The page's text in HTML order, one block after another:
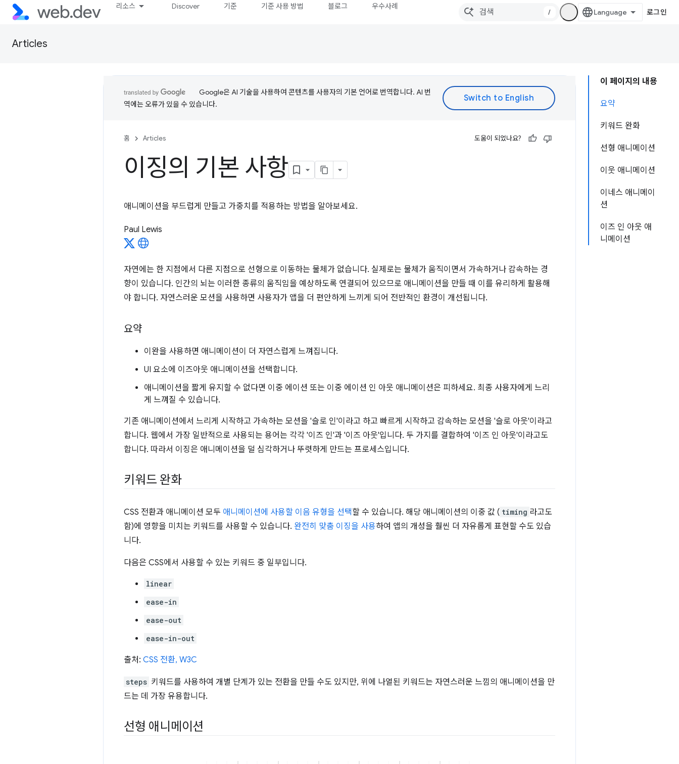
리소스 Discover 기준 기준 사용 방법 블로그 우수사례
/ 로그인
Articles
이 페이지의 내용
요약
키워드 완화
선형 애니메이션
이웃 애니메이션
이네스 애니메이
션
이즈 인 아웃 애
니메이션
Google은 AI 기술을 사용하여 콘텐츠를 사용자의 기본 언어로 번역합니다. AI 번
역에는 오류가 있을 수 있습니다.
홈 Articles 도움이 되었나요?
이징의 기본 사항
애니메이션을 부드럽게 만들고 가중치를 적용하는 방법을 알아보세요.
Paul Lewis
자연에는 한 지점에서 다른 지점으로 선형으로 이동하는 물체가 없습니다. 실제로는 물체가 움직이면서 가속하거나 감속하는 경
향이 있습니다. 인간의 뇌는 이러한 종류의 움직임을 예상하도록 연결되어 있으므로 애니메이션을 만들 때 이를 유리하게 활용해
야 합니다. 자연스러운 모션을 사용하면 사용자가 앱을 더 편안하게 느끼게 되어 전반적인 환경이 개선됩니다.
요약
이완을 사용하면 애니메이션이 더 자연스럽게 느껴집니다.
UI 요소에 이즈아웃 애니메이션을 선택합니다.
애니메이션을 짧게 유지할 수 없다면 이중 에이션 또는 이중 에이션 인 아웃 애니메이션은 피하세요. 최종 사용자에게 느리
게 느껴질 수 있습니다.
기존 애니메이션에서 느리게 시작하고 가속하는 모션을 '슬로 인'이라고 하고 빠르게 시작하고 감속하는 모션을 '슬로 아웃'이라고
합니다. 웹에서 가장 일반적으로 사용되는 용어는 각각 '이즈 인'과 '이즈 아웃'입니다. 두 가지를 결합하여 '이즈 인 아웃'이라고도
합니다. 따라서 이징은 애니메이션을 덜 심각하거나 뚜렷하게 만드는 프로세스입니다.
키워드 완화
CSS 전환과 애니메이션 모두 애니메이션에 사용할 이음 유형을 선택할 수 있습니다. 해당 애니메이션의 이중 값 ( timing 라고도
함)에 영향을 미치는 키워드를 사용할 수 있습니다. 완전히 맞춤 이징을 사용하여 앱의 개성을 훨씬 더 자유롭게 표현할 수도 있습
니다.
다음은 CSS에서 사용할 수 있는 키워드 중 일부입니다.
linear
ease-in
ease-out
ease-in-out
출처: CSS 전환, W3C
steps 키워드를 사용하여 개별 단계가 있는 전환을 만들 수도 있지만, 위에 나열된 키워드는 자연스러운 느낌의 애니메이션을 만
드는 데 가장 유용합니다.
선형 애니메이션